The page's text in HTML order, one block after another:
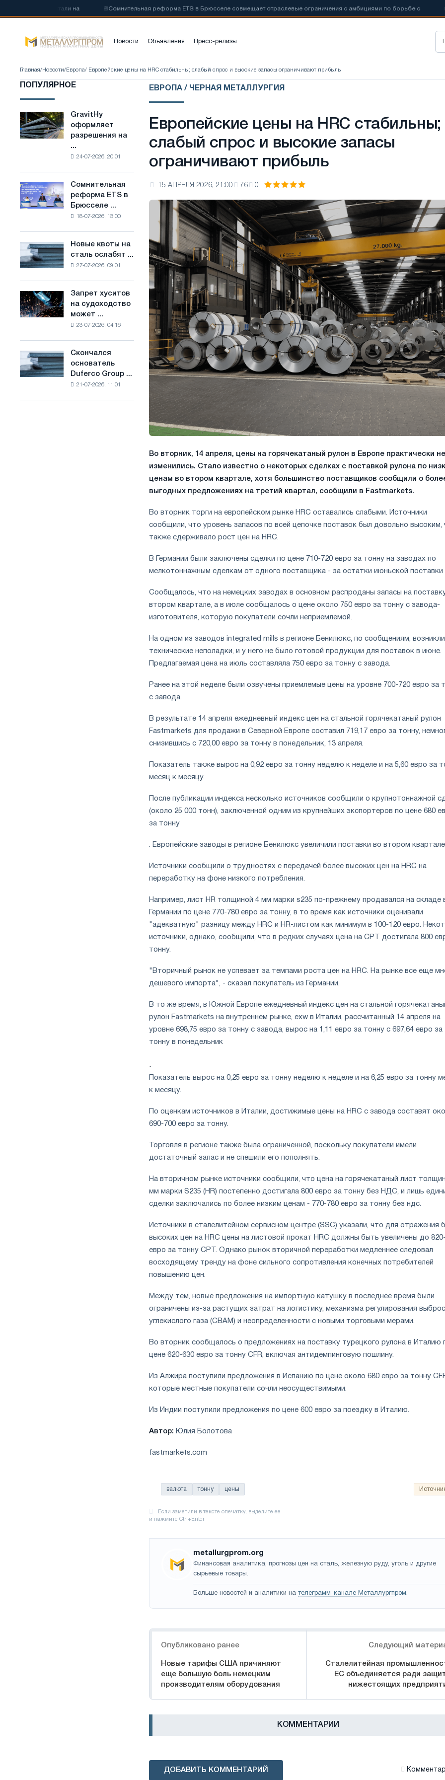
📰 Сомнительная реформа ETS в Брюсселе совмещает отраслевые ограничения с амбициями по борьбе с 📰 Новые
Новости Объявления Пресс-релизы
Главная/ Новости/ Европа/ Европейские цены на HRC стабильны; слабый спрос и высокие запасы ограничивают прибыль
ПОПУЛЯРНОЕ
GravitHy
оформляет
разрешения
строительство
производству
низкоуглеродистой
основе
водорода
Франции
GravitHy
оформляет
разрешения на
...
24-07-2026, 20:01
Сомнительная
реформа
ETS
отраслевые
ограничения
амбициями
по
борьбе
с
Сомнительная
реформа ETS в
Брюсселе ...
18-07-2026, 13:00
Новые
квоты
на
конкуренцию
в
Новые квоты на
сталь ослабят ...
27-07-2026, 09:01
Запрет
хуситов
на
импорт
Саудовской
Запрет хуситов
на судоходство
может ...
23-07-2026, 04:16
Скончался
основатель
Duferco
Скончался
основатель
Duferco Group ...
21-07-2026, 11:01
ЕВРОПА / ЧЕРНАЯ МЕТАЛЛУРГИЯ
Европейские цены на HRC стабильны;
слабый спрос и высокие запасы
ограничивают прибыль
15 АПРЕЛЯ 2026, 21:00 76 0
Во вторник, 14 апреля, цены на горячекатаный рулон в Европе практически не
изменились. Стало известно о некоторых сделках с поставкой рулона по
ценам во втором квартале, хотя большинство поставщиков сообщили о
выгодных предложениях на третий квартал, сообщили в Fastmarkets.
Во вторник торги на европейском рынке HRC оставались слабыми. Источники
сообщили, что уровень запасов по всей цепочке поставок был довольно высоким,
также сдерживало рост цен на HRC.
В Германии были заключены сделки по цене 710-720 евро за тонну на заводах по
мелкотоннажным сделкам от одного поставщика - за остатки июньской поставки
Сообщалось, что на немецких заводах в основном распроданы запасы на
втором квартале, а в июле сообщалось о цене около 750 евро за тонну с завода-
изготовителя, которую покупатели сочли неприемлемой.
На одном из заводов integrated mills в регионе Бенилюкс, по сообщениям, возникли
технические неполадки, и у него не было готовой продукции для поставок в июне.
Предлагаемая цена на июль составляла 750 евро за тонну с завода.
Ранее на этой неделе были озвучены приемлемые цены на уровне 700-720 евро за
с завода.
В результате 14 апреля ежедневный индекс цен на стальной горячекатаный рулон
Fastmarkets для продажи в Северной Европе составил 719,17 евро за тонну,
снизившись с 720,00 евро за тонну в понедельник, 13 апреля.
Показатель также вырос на 0,92 евро за тонну неделю к неделе и на 5,60 евро за
месяц к месяцу.
После публикации индекса несколько источников сообщили о крупнотоннажной
(около 25 000 тонн), заключенной одним из крупнейших экспортеров по цене 680
за тонну
. Европейские заводы в регионе Бенилюкс увеличили поставки во втором квартале.
Источники сообщили о трудностях с передачей более высоких цен на HRC на
переработку на фоне низкого потребления.
Например, лист HR толщиной 4 мм марки s235 по-прежнему продавался на складе
Германии по цене 770-780 евро за тонну, в то время как источники оценивали
"адекватную" разницу между HRC и HR-листом как минимум в 100-120 евро.
источники, однако, сообщили, что в редких случаях цена на СРТ достигала 800
тонну.
"Вторичный рынок не успевает за темпами роста цен на HRC. На рынке все еще
дешевого импорта", - сказал покупатель из Германии.
В то же время, в Южной Европе ежедневный индекс цен на стальной
рулон Fastmarkets на внутреннем рынке, exw в Италии, рассчитанный 14 апреля на
уровне 698,75 евро за тонну с завода, вырос на 1,11 евро за тонну с 697,64 евро за
тонну в понедельник
.
Показатель вырос на 0,25 евро за тонну неделю к неделе и на 6,25 евро за тонну
к месяцу.
По оценкам источников в Италии, достижимые цены на HRC с завода составят
690-700 евро за тонну.
Торговля в регионе также была ограниченной, поскольку покупатели имели
достаточный запас и не спешили его пополнять.
На вторичном рынке источники сообщили, что цена на горячекатаный лист
мм марки S235 (HR) постепенно достигала 800 евро за тонну без НДС, и лишь
сделки заключались по более низким ценам - 770-780 евро за тонну без ндс.
Источники в сталелитейном сервисном центре (SSC) указали, что для отражения
высоких цен на HRC цены на листовой прокат HRC должны быть увеличены до
евро за тонну СРТ. Однако рынок вторичной переработки медленнее следовал
восходящему тренду на фоне сильного сопротивления конечных потребителей
повышению цен.
Между тем, новые предложения на импортную катушку в последнее время были
ограничены из-за растущих затрат на логистику, механизма регулирования
углекислого газа (CBAM) и неопределенности с новыми торговыми мерами.
Во вторник сообщалось о предложениях на поставку турецкого рулона в Италию
цене 620-630 евро за тонну CFR, включая антидемпинговую пошлину.
Из Алжира поступили предложения в Испанию по цене около 680 евро за тонну
которые местные покупатели сочли неосуществимыми.
Из Индии поступили предложения по цене 600 евро за поездку в Италию.
Автор: Юлия Болотова
fastmarkets.com
валюта тонну цены
metallurgprom.org
Финансовая аналитика, прогнозы цен на сталь, железную руду, уголь и другие
сырьевые товары.
Больше новостей и аналитики на телеграмм-канале Металлургпром.
Опубликовано ранее
Новые тарифы США причиняют
еще большую боль немецким
производителям оборудования
Следующий
Сталелитейная
ЕС объединяется ради
нижестоящих
КОММЕНТАРИИ
ДОБАВИТЬ КОММЕНТАРИЙ